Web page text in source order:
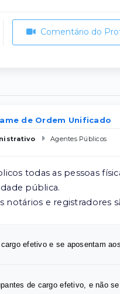
Comentário do
de Ordem Unificado
Agentes Públicos
todas as pessoas
pública.
notários e registradores
efetivo e se aposentam
de cargo efetivo, e não se